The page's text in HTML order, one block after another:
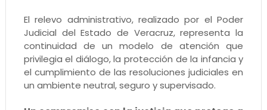
El relevo administrativo, realizado por el Poder
Judicial del Estado de Veracruz, representa la
continuidad de un modelo de atención que
privilegia el diálogo, la protección de la infancia y
el cumplimiento de las resoluciones judiciales en
un ambiente neutral, seguro y supervisado.